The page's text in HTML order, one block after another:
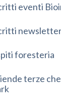
eventi
foresteria
terze